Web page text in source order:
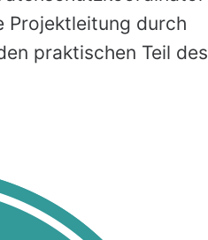
Projektleitung durch
praktischen Teil des